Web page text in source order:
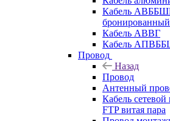
Кабель
бронированный
Кабель АВВГ
Кабель
Провод
Назад
Провод
Антенный
Кабель
FTP витая пара